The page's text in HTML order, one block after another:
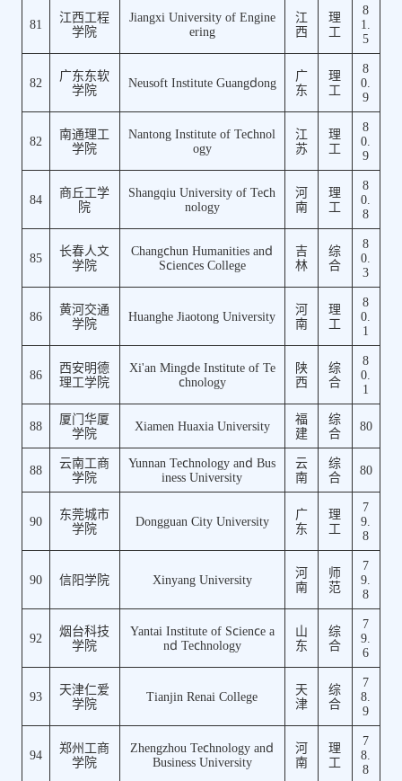
81
江西工程
学院
Jiangxi University of Engine
ering
江
西
理
工
8
1.
5
82
广东东软
学院
Neusoft Institute Guangdong
广
东
理
工
8
0.
9
82
南通理工
学院
Nantong Institute of Technol
ogy
江
苏
理
工
8
0.
9
84
商丘工学
院
Shangqiu University of Tech
nology
河
南
理
工
8
0.
8
85
长春人文
学院
Changchun Humanities and
Sciences College
吉
林
综
合
8
0.
3
86
黄河交通
学院
Huanghe Jiaotong University
河
南
理
工
8
0.
1
86
西安明德
理工学院
Xi'an Mingde Institute of Te
chnology
陕
西
综
合
8
0.
1
88
厦门华厦
学院
Xiamen Huaxia University
福
建
综
合
80
88
云南工商
学院
Yunnan Technology and Bus
iness University
云
南
综
合
80
90
东莞城市
学院
Dongguan City University
广
东
理
工
7
9.
8
90 信阳学院 Xinyang University
河
南
师
范
7
9.
8
92
烟台科技
学院
Yantai Institute of Science a
nd Technology
山
东
综
合
7
9.
6
93
天津仁爱
学院
Tianjin Renai College
天
津
综
合
7
8.
9
94
郑州工商
学院
Zhengzhou Technology and
Business University
河
南
理
工
7
8.
8